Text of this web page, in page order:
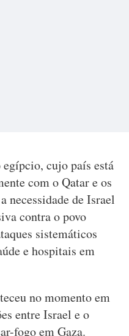
cujo país está
com o Qatar e os
necessidade de Israel
contra o povo
sistemáticos
e hospitais em
no momento em
entre Israel e o
fogo em Gaza.